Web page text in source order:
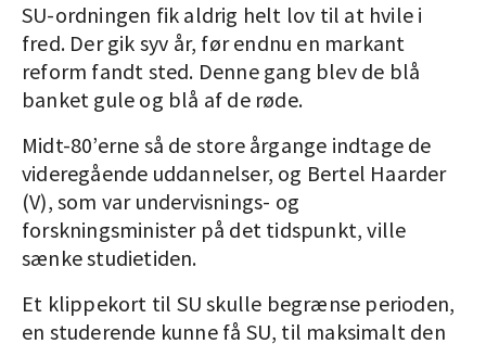
SU-ordningen fik aldrig helt lov til at hvile i
fred. Der gik syv år, før endnu en markant
reform fandt sted. Denne gang blev de blå
banket gule og blå af de røde.
Midt-80’erne så de store årgange indtage de
videregående uddannelser, og Bertel Haarder
(V), som var undervisnings- og
forskningsminister på det tidspunkt, ville
sænke studietiden.
Et klippekort til SU skulle begrænse perioden,
en studerende kunne få SU, til maksimalt den